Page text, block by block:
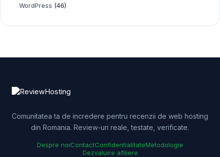
WordPress (46)
Comunitatea ta de incredere pentru recenzii de web hosting
din Romania. Review-uri reale, testate, verificate.
Despre noiContactConfidentialitateMetodologie
Dezvaluire afiliere